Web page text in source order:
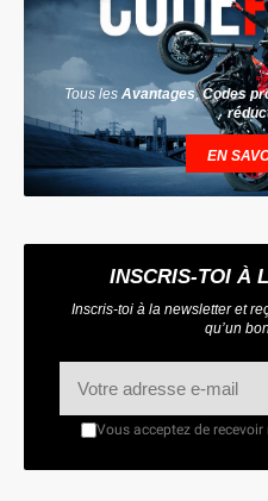
Tous les Avantages,Codes
EN
INSCRIS-TOI À
Inscris-toi à la newsletter et
qu’un
Vous acceptez de